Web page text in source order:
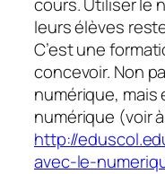
leurs élèves
C’est une
concevoir. Non
numérique, mais
numérique (voir
http://
avec-le-